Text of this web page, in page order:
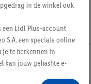
in de winkel ook
een Lidl Plus-account
S.A. een speciale online
te herkennen in
kan jouw gehashte e-